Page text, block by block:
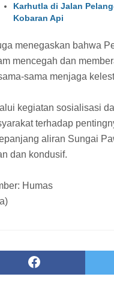
Karhutla di Jalan
Kobaran Api
menegaskan bahwa
mencegah dan
sama menjaga
kegiatan sosialisasi
terhadap
aliran Sungai
dan kondusif.
Humas